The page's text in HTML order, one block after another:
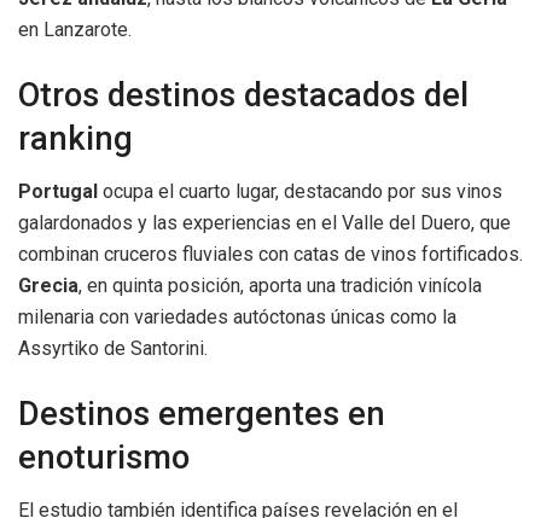
en Lanzarote.
Otros destinos destacados del
ranking
Portugal ocupa el cuarto lugar, destacando por sus vinos
galardonados y las experiencias en el Valle del Duero, que
combinan cruceros fluviales con catas de vinos fortificados.
Grecia, en quinta posición, aporta una tradición vinícola
milenaria con variedades autóctonas únicas como la
Assyrtiko de Santorini.
Destinos emergentes en
enoturismo
El estudio también identifica países revelación en el